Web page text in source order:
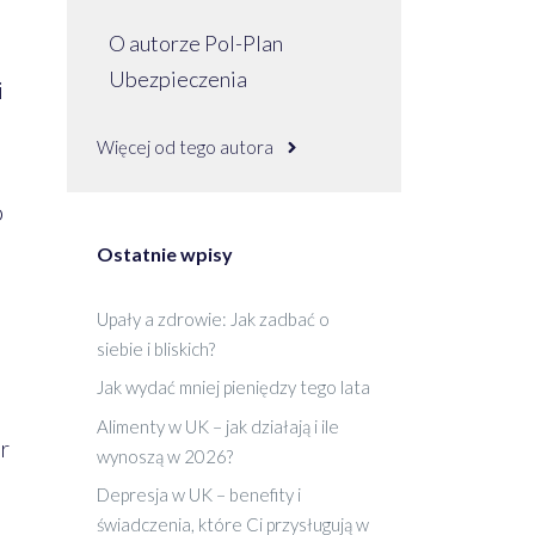
O autorze Pol-Plan
Ubezpieczenia
Więcej od tego autora
Ostatnie wpisy
Upały a zdrowie: Jak zadbać o
siebie i bliskich?
Jak wydać mniej pieniędzy tego lata
Alimenty w UK – jak działają i ile
wynoszą w 2026?
Depresja w UK – benefity i
świadczenia, które Ci przysługują w